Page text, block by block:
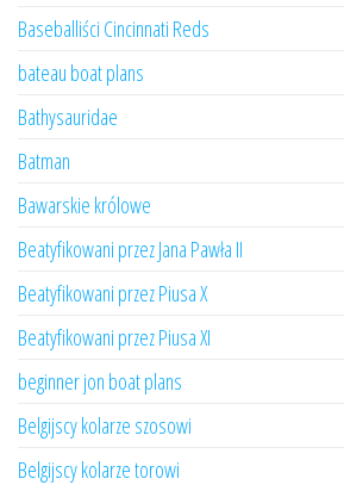
Baseballiści Cincinnati Reds
bateau boat plans
Bathysauridae
Batman
Bawarskie królowe
Beatyfikowani przez Jana Pawła II
Beatyfikowani przez Piusa X
Beatyfikowani przez Piusa XI
beginner jon boat plans
Belgijscy kolarze szosowi
Belgijscy kolarze torowi